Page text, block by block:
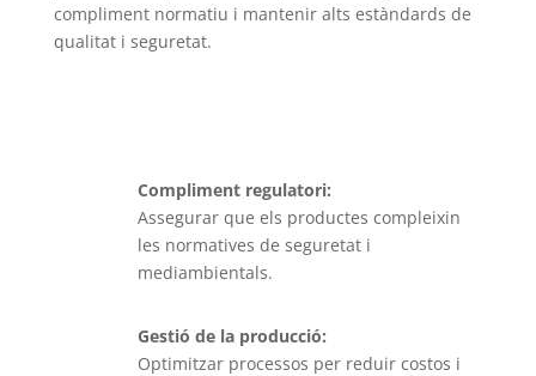
compliment normatiu i mantenir alts estàndards de
qualitat i seguretat.
Compliment regulatori:
Assegurar que els productes compleixin
les normatives de seguretat i
mediambientals.
Gestió de la producció:
Optimitzar processos per reduir costos i